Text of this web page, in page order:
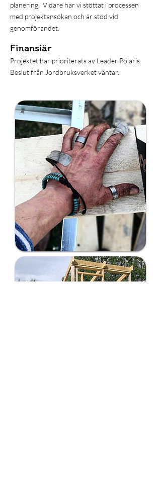
planering. Vidare har vi stöttat i processen
med projektansökan och är stöd vid
genomförandet.
Finansiär
Projektet har prioriterats av Leader Polaris.
Beslut från Jordbruksverket väntar.